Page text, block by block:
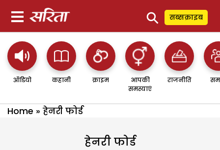
⚲ सब्सक्राइब
ऑडियो कहानी क्राइम
आपकी
समस्याएं
राजनीति
Home » हेनरी फोर्ड
हेनरी फोर्ड